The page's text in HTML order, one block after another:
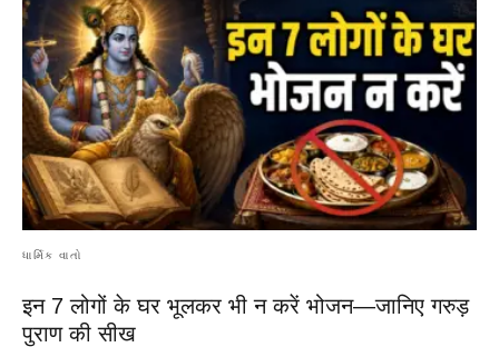
ધાર્મિક વાતો
इन 7 लोगों के घर भूलकर भी न करें भोजन—जानिए गरुड़
पुराण की सीख